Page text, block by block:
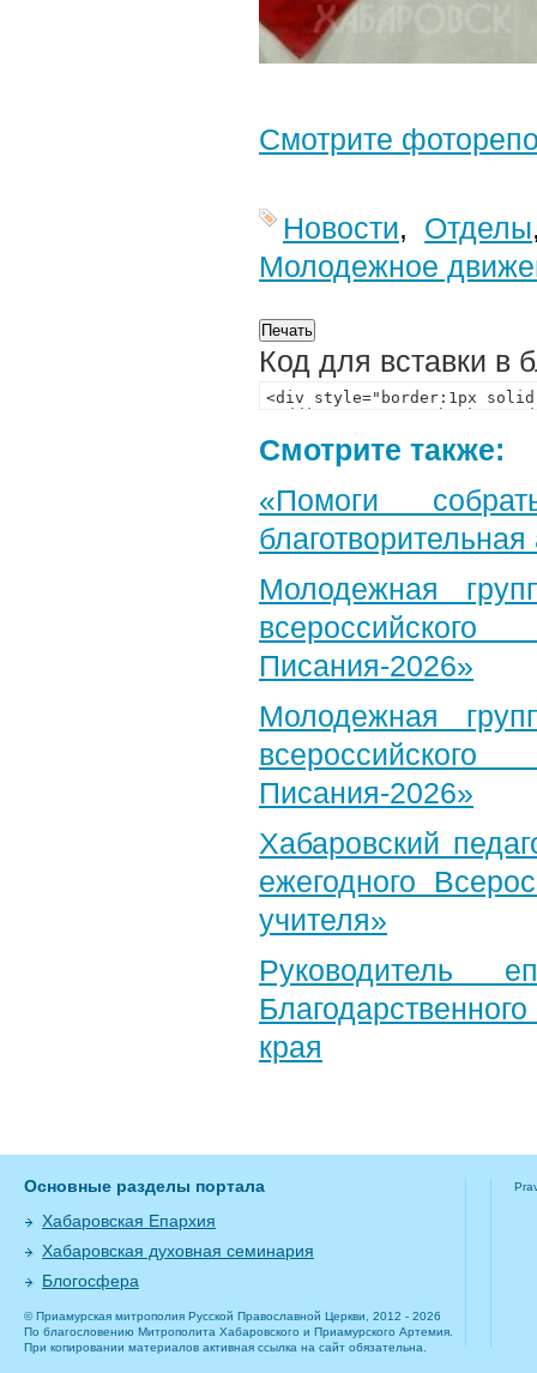
Смотрите
Новости, Отделы
Молодежное
Код для вставки в
Смотрите также:
«Помоги
Молодежная
Писания-2026»
Молодежная
Писания-2026»
Хабаровский
ежегодного
учителя»
Руководитель
края
Основные разделы портала
Хабаровская Епархия
Хабаровская духовная семинария
Блогосфера
© Приамурская митрополия Русской Православной Церкви, 2012 - 2026
По благословению Митрополита Хабаровского и Приамурского Артемия.
При копировании материалов активная ссылка на сайт обязательна.